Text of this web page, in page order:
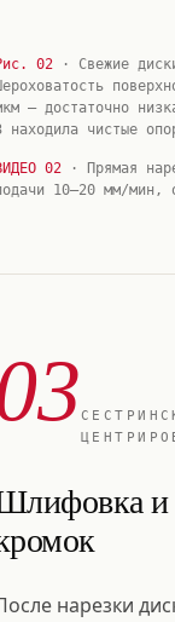
02 · Свежие
— достаточно
находила чистые
02 · Прямая
10–20 мм/мин,
и
нарезки